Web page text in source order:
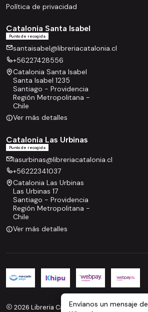
Política de privacidad
Catalonia Santa Isabel
Punto de recogida
santaisabel@libreriacatalonia.cl
+56227428556
Catalonia Santa Isabel
Santa Isabel 1235
Santiago - Providencia
Región Metropolitana -
Chile
Ver más detalles
Catalonia Las Urbinas
Punto de recogida
lasurbinas@libreriacatalonia.cl
+56222341037
Catalonia Las Urbinas
Las Urbinas 17
Santiago - Providencia
Región Metropolitana -
Chile
Ver más detalles
2026 Libreria Catalonia.Envíanos un mensaje de